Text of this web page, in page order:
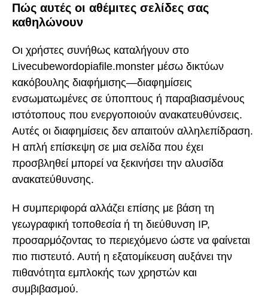
Πώς αυτές οι αθέμιτες σελίδες σας
καθηλώνουν
Οι χρήστες συνήθως καταλήγουν στο
Livecubewordopiafile.monster μέσω δικτύων
κακόβουλης διαφήμισης—διαφημίσεις
ενσωματωμένες σε ύποπτους ή παραβιασμένους
ιστότοπους που ενεργοποιούν ανακατευθύνσεις.
Αυτές οι διαφημίσεις δεν απαιτούν αλληλεπίδραση.
Η απλή επίσκεψη σε μια σελίδα που έχει
προσβληθεί μπορεί να ξεκινήσει την αλυσίδα
ανακατεύθυνσης.
Η συμπεριφορά αλλάζει επίσης με βάση τη
γεωγραφική τοποθεσία ή τη διεύθυνση IP,
προσαρμόζοντας το περιεχόμενο ώστε να φαίνεται
πιο πιστευτό. Αυτή η εξατομίκευση αυξάνει την
πιθανότητα εμπλοκής των χρηστών και
συμβιβασμού.